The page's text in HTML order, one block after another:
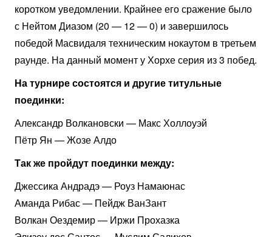
коротком уведомлении. Крайнее его сражение было
с Нейтом Диазом (20 — 12 — 0) и завершилось
победой Масвидаля техническим нокаутом в третьем
раунде. На данный момент у Хорхе серия из 3 побед.
На турнире состоятся и другие титульные
поединки:
Александр Волкановски — Макс Холлоуэй
Пётр Ян — Жозе Алдо
Так же пройдут поединки между:
Джессика Андрадэ — Роуз Намаюнас
Аманда Рибас — Пейдж ВанЗант
Волкан Оездемир — Иржи Прохазка